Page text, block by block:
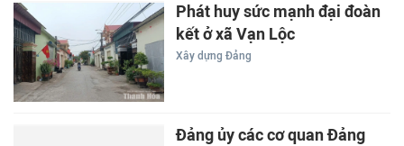
Phát huy sức mạnh đại đoàn
kết ở xã Vạn Lộc
Xây dựng Đảng
Đảng ủy các cơ quan Đảng